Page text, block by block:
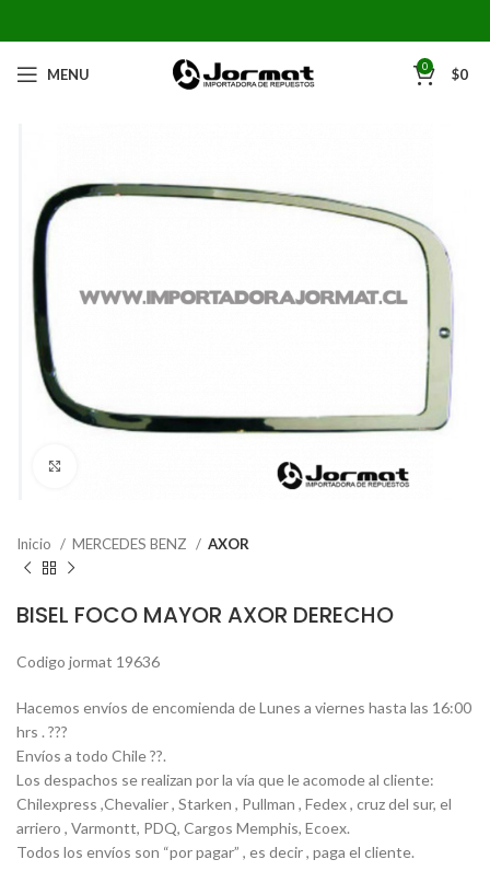
MENU 0 $0
Inicio MERCEDES BENZ AXOR
BISEL FOCO MAYOR AXOR DERECHO
Codigo jormat 19636
Hacemos envíos de encomienda de Lunes a viernes hasta las 16:00
hrs . ???
Envíos a todo Chile ??.
Los despachos se realizan por la vía que le acomode al cliente:
Chilexpress ,Chevalier , Starken , Pullman , Fedex , cruz del sur, el
arriero , Varmontt, PDQ, Cargos Memphis, Ecoex.
Todos los envíos son “por pagar” , es decir , paga el cliente.